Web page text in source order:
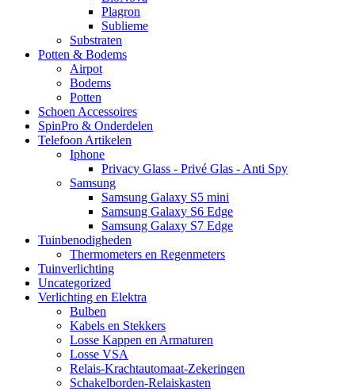
Plagron
Sublieme
Substraten
Potten & Bodems
Airpot
Bodems
Potten
Schoen Accessoires
SpinPro & Onderdelen
Telefoon Artikelen
Iphone
Privacy Glass - Privé Glas - Anti Spy
Samsung
Samsung Galaxy S5 mini
Samsung Galaxy S6 Edge
Samsung Galaxy S7 Edge
Tuinbenodigheden
Thermometers en Regenmeters
Tuinverlichting
Uncategorized
Verlichting en Elektra
Bulben
Kabels en Stekkers
Losse Kappen en Armaturen
Losse VSA
Relais-Krachtautomaat-Zekeringen
Schakelborden-Relaiskasten